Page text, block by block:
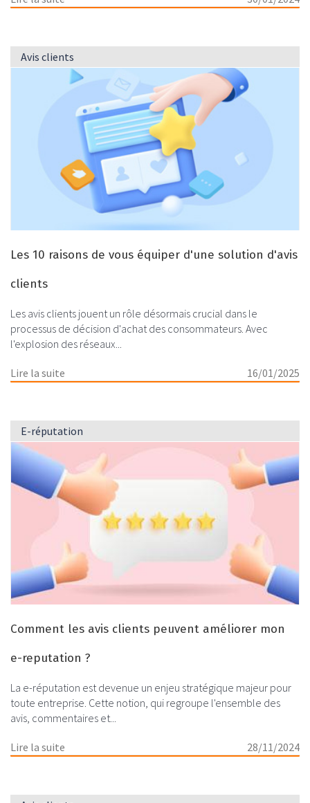
Avis clients
Les 10 raisons de vous équiper d'une solution d'avis
clients
Les avis clients jouent un rôle désormais crucial dans le
processus de décision d'achat des consommateurs. Avec
l'explosion des réseaux...
Lire la suite 16/01/2025
E-réputation
Comment les avis clients peuvent améliorer mon
e-reputation ?
La e-réputation est devenue un enjeu stratégique majeur pour
toute entreprise. Cette notion, qui regroupe l'ensemble des
avis, commentaires et...
Lire la suite 28/11/2024